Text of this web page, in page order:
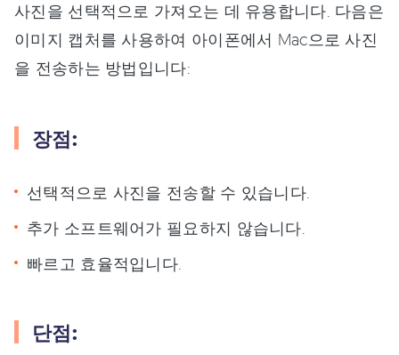
사진을 선택적으로 가져오는 데 유용합니다. 다음은
이미지 캡처를 사용하여 아이폰에서 Mac으로 사진
을 전송하는 방법입니다:
장점:
선택적으로 사진을 전송할 수 있습니다.
추가 소프트웨어가 필요하지 않습니다.
빠르고 효율적입니다.
단점: